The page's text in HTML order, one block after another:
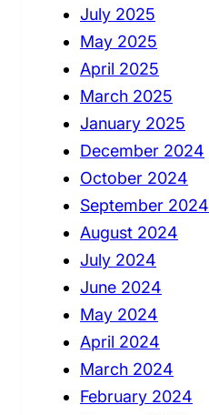
July 2025
May 2025
April 2025
March 2025
January 2025
December 2024
October 2024
September 2024
August 2024
July 2024
June 2024
May 2024
April 2024
March 2024
February 2024